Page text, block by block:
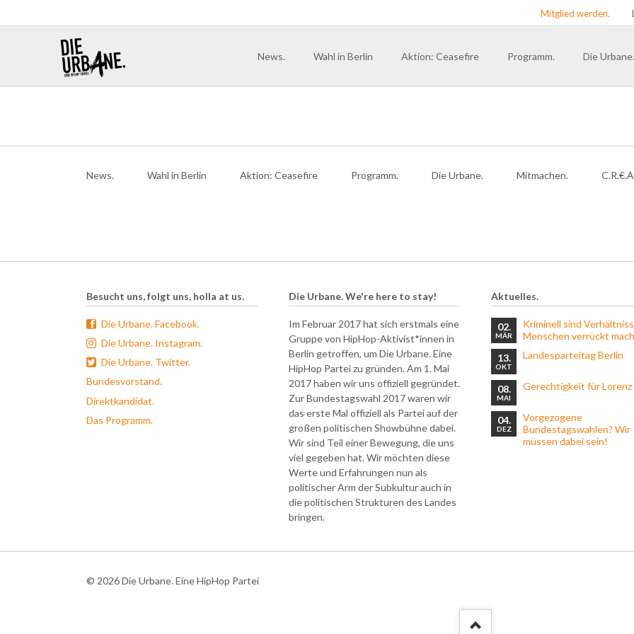
Mitglied werden.
News. Wahl in Berlin Aktion: Ceasefire Programm.
Bewegungsfreiheit
Klimagerechtigkeit und
Abrüstung
Digitalisierung
Demokratie | soziale
Universelles
Rente
Bildung &
Die Urbane.
News. Wahl in Berlin Aktion: Ceasefire Programm. Die Urbane. Mitmachen.
Besucht uns, folgt uns, holla at us.
Die Urbane. Facebook.
Die Urbane. Instagram.
Die Urbane. Twitter.
Bundesvorstand.
Direktkandidat.
Das Programm.
Die Urbane. We're here to stay!
Im Februar 2017 hat sich erstmals eine
Gruppe von HipHop-Aktivist*innen in
Berlin getroffen, um Die Urbane. Eine
HipHop Partei zu gründen. Am 1. Mai
2017 haben wir uns offiziell gegründet.
Zur Bundestagswahl 2017 waren wir
das erste Mal offiziell als Partei auf der
großen politischen Showbühne dabei.
Wir sind Teil einer Bewegung, die uns
viel gegeben hat. Wir möchten diese
Werte und Erfahrungen nun als
politischer Arm der Subkultur auch in
die politischen Strukturen des Landes
bringen.
Aktuelles.
02.
MÄR
Kriminell sind
Menschen verrückt
13.
OKT
Landesparteitag Berlin
08.
MAI
Gerechtigkeit für Lorenz
04.
DEZ
Vorgezogene
Bundestagswahlen? Wir
müssen dabei sein!
© 2026 Die Urbane. Eine HipHop Partei